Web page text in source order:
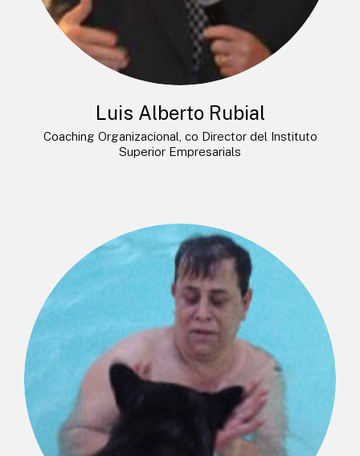
Luis Alberto Rubial
Coaching Organizacional, co Director del Instituto
Superior Empresarials